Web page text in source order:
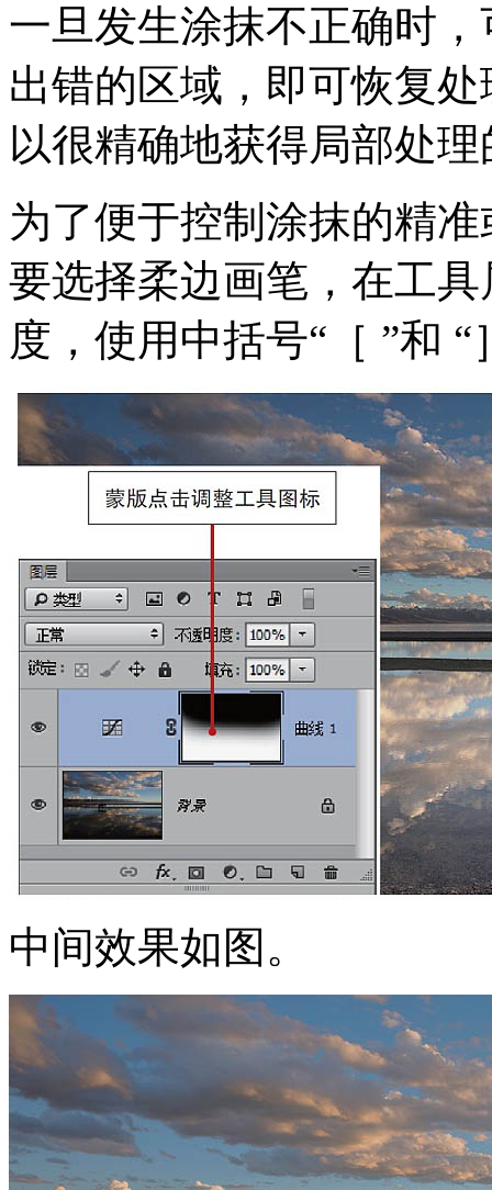
一旦发生涂抹不正确时
出错的区域，即可恢复
以很精确地获得局部处
为了便于控制涂抹的精
要选择柔边画笔，在工
度，使用中括号“［ ”和
中间效果如图。